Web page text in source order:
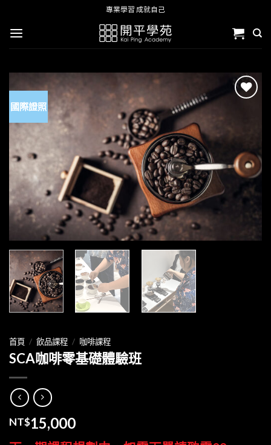
content
專業學習 成就自己
國際證照
望清
單」
首頁 / 飲品課程 / 咖啡課程
SCA咖啡零基礎體驗班
NT$15,000